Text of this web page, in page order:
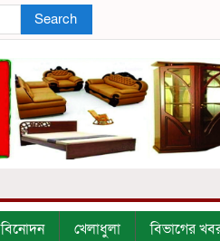
Search
বিনোদন খেলাধুলা বিভাগের